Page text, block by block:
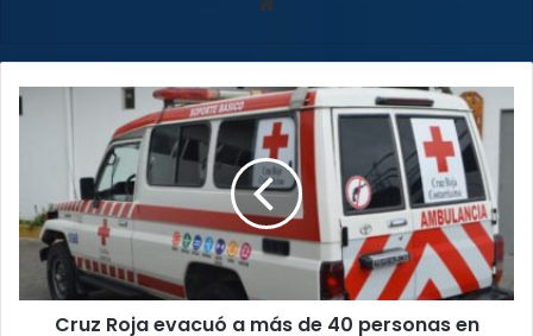
Cruz
Roja
de
40
personas
en
NosaraCruz Roja evacuó a más de 40 personas en